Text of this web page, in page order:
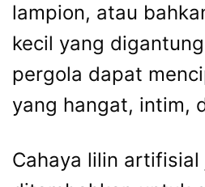
lampion, atau
kecil yang
pergola dapat
yang hangat, intim,
Cahaya lilin artifisial